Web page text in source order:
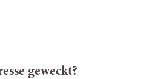
geweckt?